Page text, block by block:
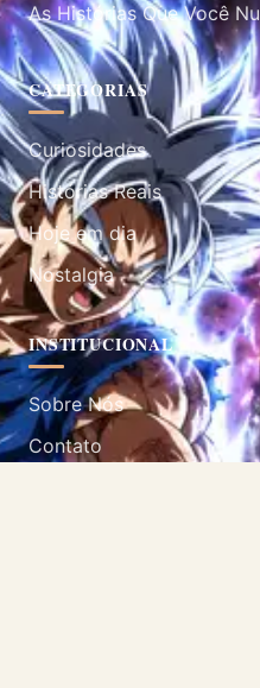
As Histórias Que Você
CATEGORIAS
Curiosidades
Histórias Reais
Hoje em dia
Nostalgia
INSTITUCIONAL
Sobre Nós
Contato